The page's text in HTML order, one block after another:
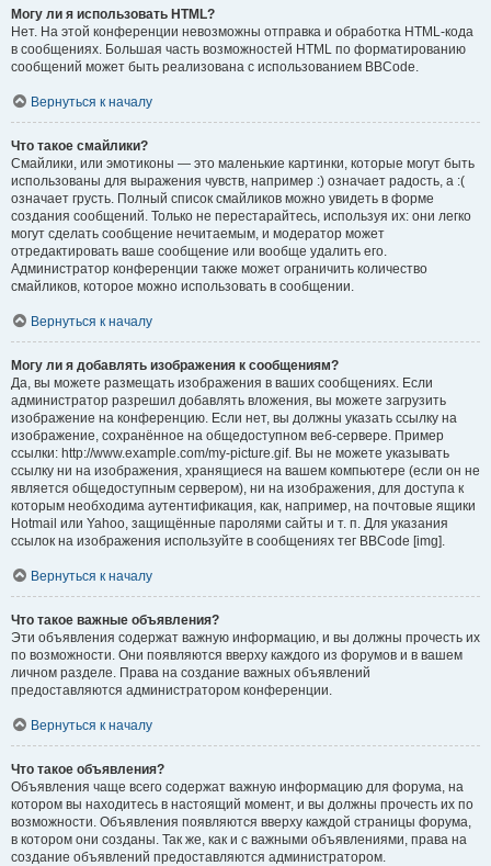
Могу ли я использовать HTML?
Нет. На этой конференции невозможны отправка и обработка HTML-кода
в сообщениях. Большая часть возможностей HTML по форматированию
сообщений может быть реализована с использованием BBCode.
Вернуться к началу
Что такое смайлики?
Смайлики, или эмотиконы — это маленькие картинки, которые могут быть
использованы для выражения чувств, например :) означает радость, а :(
означает грусть. Полный список смайликов можно увидеть в форме
создания сообщений. Только не перестарайтесь, используя их: они легко
могут сделать сообщение нечитаемым, и модератор может
отредактировать ваше сообщение или вообще удалить его.
Администратор конференции также может ограничить количество
смайликов, которое можно использовать в сообщении.
Вернуться к началу
Могу ли я добавлять изображения к сообщениям?
Да, вы можете размещать изображения в ваших сообщениях. Если
администратор разрешил добавлять вложения, вы можете загрузить
изображение на конференцию. Если нет, вы должны указать ссылку на
изображение, сохранённое на общедоступном веб-сервере. Пример
ссылки: http://www.example.com/my-picture.gif. Вы не можете указывать
ссылку ни на изображения, хранящиеся на вашем компьютере (если он не
является общедоступным сервером), ни на изображения, для доступа к
которым необходима аутентификация, как, например, на почтовые ящики
Hotmail или Yahoo, защищённые паролями сайты и т. п. Для указания
ссылок на изображения используйте в сообщениях тег BBCode [img].
Вернуться к началу
Что такое важные объявления?
Эти объявления содержат важную информацию, и вы должны прочесть их
по возможности. Они появляются вверху каждого из форумов и в вашем
личном разделе. Права на создание важных объявлений
предоставляются администратором конференции.
Вернуться к началу
Что такое объявления?
Объявления чаще всего содержат важную информацию для форума, на
котором вы находитесь в настоящий момент, и вы должны прочесть их по
возможности. Объявления появляются вверху каждой страницы форума,
в котором они созданы. Так же, как и с важными объявлениями, права на
создание объявлений предоставляются администратором.